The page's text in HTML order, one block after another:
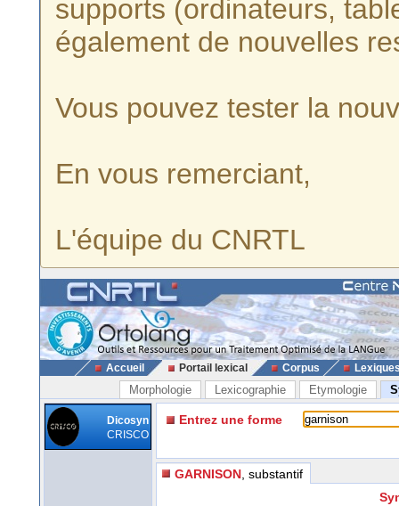
supports (ordinateurs,
également de nouvelles
Vous pouvez tester la
En vous remerciant,
L'équipe du CNRTL
Accueil Portail lexical Corpus
Morphologie Lexicographie Etymologie
Dicosyn
CRISCO
Entrez une forme
GARNISON , substantif